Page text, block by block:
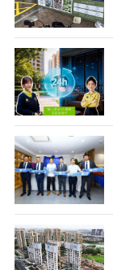
推荐
楼市